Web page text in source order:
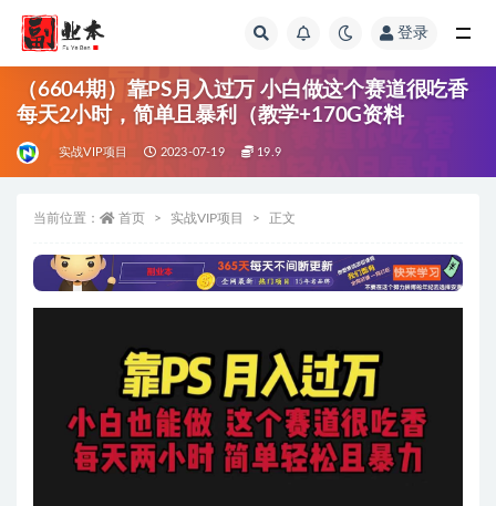
登录
（6604期）靠PS月入过万 小白做这个赛道很吃香
每天2小时，简单且暴利（教学+170G资料
实战VIP项目 2023-07-19 19.9
当前位置： 首页 实战VIP项目 正文